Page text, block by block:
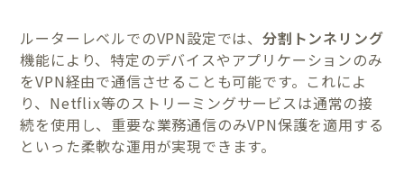
ルーターレベルでのVPN設定では、分割トンネリング
機能により、特定のデバイスやアプリケーションのみ
をVPN経由で通信させることも可能です。これによ
り、Netflix等のストリーミングサービスは通常の接
続を使用し、重要な業務通信のみVPN保護を適用する
といった柔軟な運用が実現できます。